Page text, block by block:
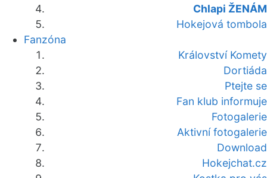
Chlapi ŽENÁM
Hokejová tombola
Fanzóna
Království Komety
Dortiáda
Ptejte se
Fan klub informuje
Fotogalerie
Aktivní fotogalerie
Download
Hokejchat.cz